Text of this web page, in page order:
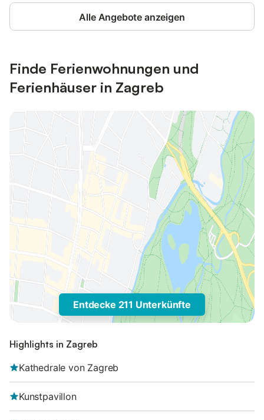
Alle Angebote anzeigen
Finde Ferienwohnungen und
Ferienhäuser in Zagreb
Entdecke 211 Unterkünfte
Highlights in Zagreb
Kathedrale von Zagreb
Kunstpavillon